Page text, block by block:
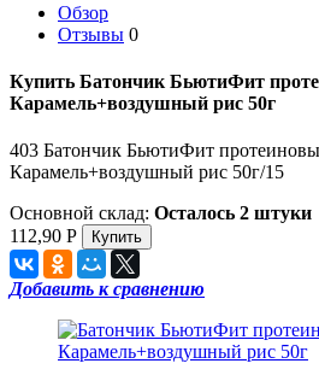
Обзор
Отзывы 0
Купить Батончик БьютиФит
Карамель+воздушный рис 50г
403 Батончик БьютиФит
Карамель+воздушный рис 50г/15
Основной склад: Осталось 2 штуки
112,90 Р
Добавить к сравнению